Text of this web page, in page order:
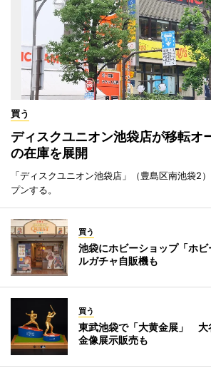
買う
ディスクユニオン池袋店が移転
の在庫を展開
「ディスクユニオン池袋店」（豊島区南池袋2
プンする。
買う
池袋にホビーショップ「ホ
ルガチャ自販機も
買う
東武池袋で「大黄金展」 大
金像展示販売も